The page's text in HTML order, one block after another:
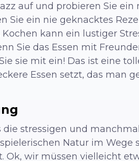
auf und probieren Sie
Sie ein nie geknacktes
kann ein lustiger
Sie das Essen mit
sie mit ein! Das ist eine
Essen setzt, das man
die stressigen und
Natur im Wege
Ok, wir müssen vielleicht